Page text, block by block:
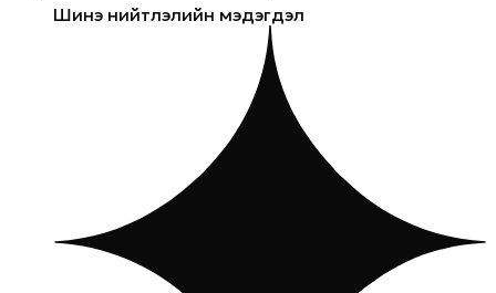
Шинэ нийтлэлийн мэдэгдэл